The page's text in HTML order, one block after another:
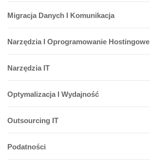
Migracja Danych I Komunikacja
Narzędzia I Oprogramowanie Hostingowe
Narzędzia IT
Optymalizacja I Wydajność
Outsourcing IT
Podatności